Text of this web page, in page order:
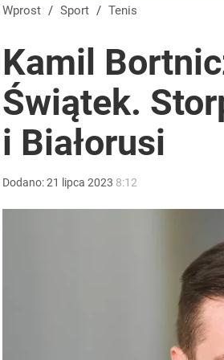
z Woydyłło o Idze Świątek
w nowym „wcieleniu” w Polsce.
premier nie może zlekceważyć.
Wprost / Sport / Tenis
Kamil
Świątek.
i Białorusi
Dodano:21 lipca 2023 8:12